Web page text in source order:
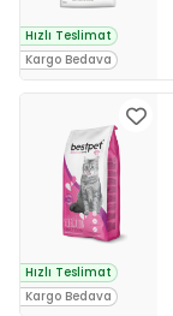
Hızlı Teslimat
Kargo Bedava
Hızlı Teslimat
Kargo Bedava